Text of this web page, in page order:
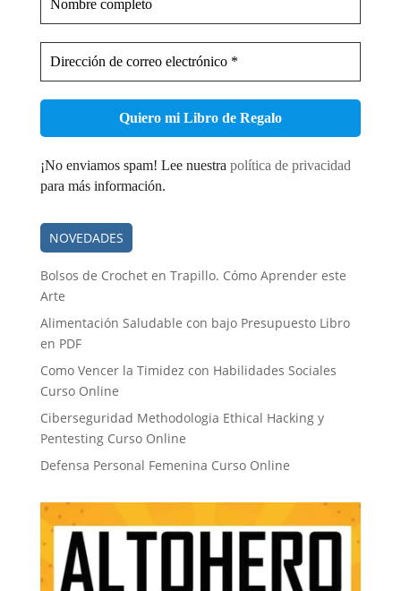
completo
de
correo
electrónico
¡No enviamos spam! Lee nuestra política de privacidad
para más información.
NOVEDADES
Bolsos de Crochet en Trapillo. Cómo Aprender este
Arte
Alimentación Saludable con bajo Presupuesto Libro
en PDF
Como Vencer la Timidez con Habilidades Sociales
Curso Online
Ciberseguridad Methodologia Ethical Hacking y
Pentesting Curso Online
Defensa Personal Femenina Curso Online